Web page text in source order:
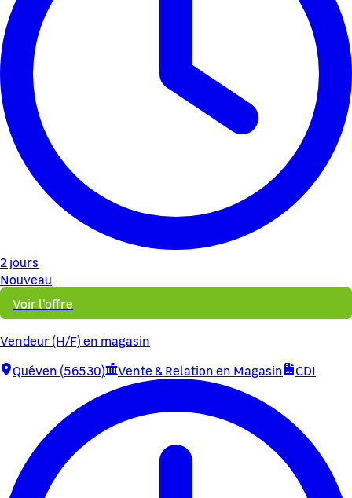
2 jours
Nouveau
Voir l'offre
Vendeur (H/F) en magasin
Quéven (56530)
Vente & Relation en Magasin CDI